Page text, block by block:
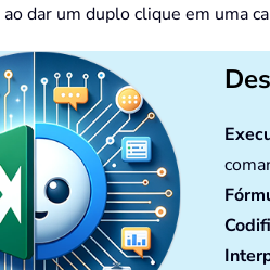
dar um duplo clique em uma